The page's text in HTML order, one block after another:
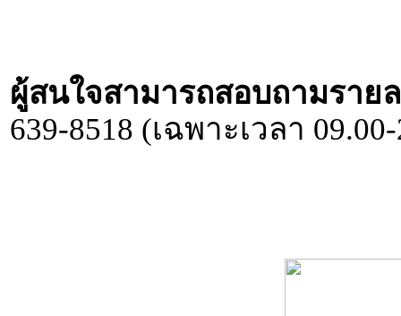
ผู้สนใจสามารถสอบถามราย
639-8518 (เฉพาะเวลา